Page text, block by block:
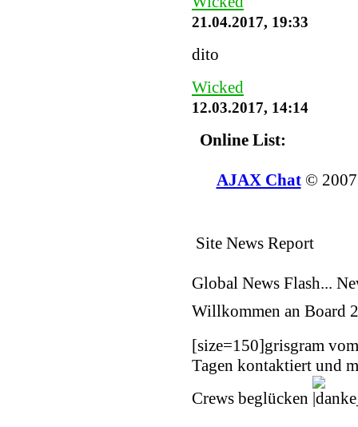
21.04.2017, 19:33
dito
Wicked
12.03.2017, 14:14
Online List:
AJAX Chat©
Site News Report
Global News Flash...
Willkommen an Board
[size=150]grisgram
Tagen kontaktiert und
Crews beglücken